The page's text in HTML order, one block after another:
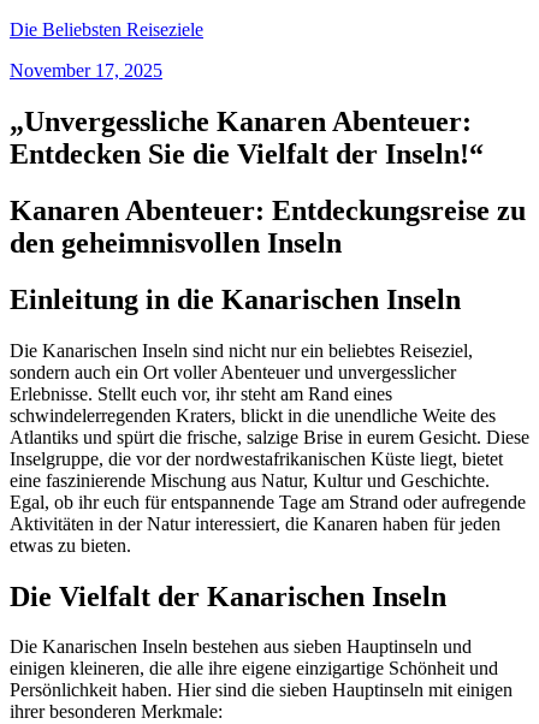
Skip
content
Die Beliebsten Reiseziele
November 17, 2025
„Unvergessliche Kanaren Abenteuer:
Entdecken Sie die Vielfalt der Inseln!“
Kanaren Abenteuer: Entdeckungsreise zu
den geheimnisvollen Inseln
Einleitung in die Kanarischen Inseln
Die Kanarischen Inseln sind nicht nur ein beliebtes Reiseziel,
sondern auch ein Ort voller Abenteuer und unvergesslicher
Erlebnisse. Stellt euch vor, ihr steht am Rand eines
schwindelerregenden Kraters, blickt in die unendliche Weite des
Atlantiks und spürt die frische, salzige Brise in eurem Gesicht. Diese
Inselgruppe, die vor der nordwestafrikanischen Küste liegt, bietet
eine faszinierende Mischung aus Natur, Kultur und Geschichte.
Egal, ob ihr euch für entspannende Tage am Strand oder aufregende
Aktivitäten in der Natur interessiert, die Kanaren haben für jeden
etwas zu bieten.
Die Vielfalt der Kanarischen Inseln
Die Kanarischen Inseln bestehen aus sieben Hauptinseln und
einigen kleineren, die alle ihre eigene einzigartige Schönheit und
Persönlichkeit haben. Hier sind die sieben Hauptinseln mit einigen
ihrer besonderen Merkmale: